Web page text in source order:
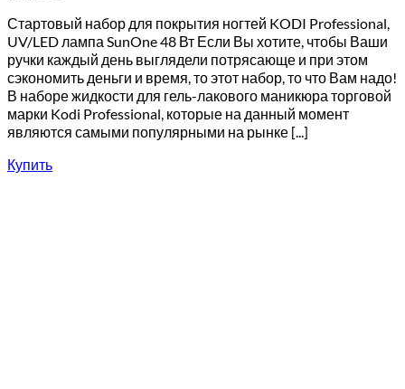
Стартовый набор для покрытия ногтей KODI Professional,
UV/LED лампа SunOne 48 Вт Если Вы хотите, чтобы Ваши
ручки каждый день выглядели потрясающе и при этом
сэкономить деньги и время, то этот набор, то что Вам надо!
В наборе жидкости для гель-лакового маникюра торговой
марки Kodi Professional, которые на данный момент
являются самыми популярными на рынке [...]
Купить